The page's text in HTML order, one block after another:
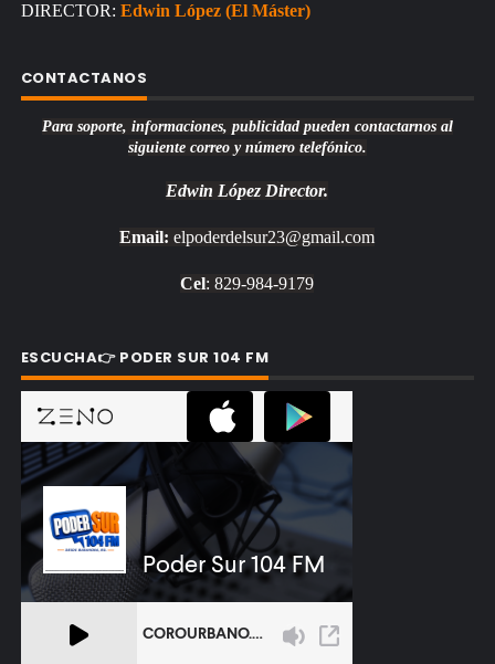
DIRECTOR: Edwin López (El Máster)
CONTACTANOS
Para soporte, informaciones, publicidad pueden contactarnos al
siguiente correo y número telefónico.
Edwin López Director.
Email: elpoderdelsur23@gmail.com
Cel: 829-984-9179
ESCUCHA👉 PODER SUR 104 FM